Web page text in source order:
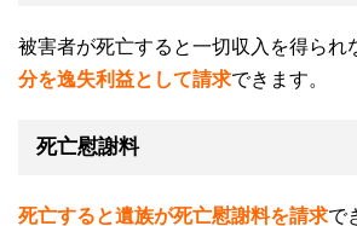
被害者が死亡すると一切収入を得られ
分を逸失利益として請求できます。
死亡慰謝料
死亡すると遺族が死亡慰謝料を請求で